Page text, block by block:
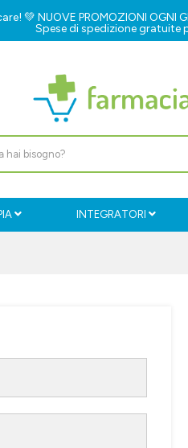
💚 NUOVE PROMOZIONI OGNI
Spese di spedizione gratuite
INTEGRATORI